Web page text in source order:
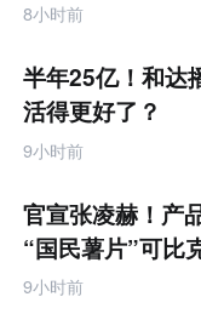
8小时前
半年25亿！和达
活得更好了？
9小时前
官宣张凌赫！产
“国民薯片”可比
速键
9小时前